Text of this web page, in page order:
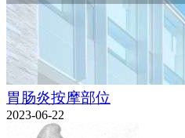
胃肠炎按摩部位
2023-06-22